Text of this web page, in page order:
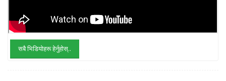
सबै भिडियोहरू हेर्नुहोस्..